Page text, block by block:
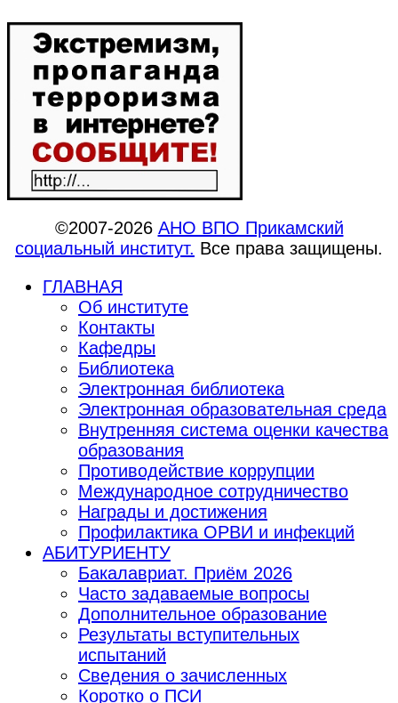
©2007-2026 АНО ВПО Прикамский
социальный институт. Все права защищены.
ГЛАВНАЯ
Об институте
Контакты
Кафедры
Библиотека
Электронная библиотека
Электронная образовательная среда
Внутренняя система оценки качества
образования
Противодействие коррупции
Международное сотрудничество
Награды и достижения
Профилактика ОРВИ и инфекций
АБИТУРИЕНТУ
Бакалавриат. Приём 2026
Часто задаваемые вопросы
Дополнительное образование
Результаты вступительных
испытаний
Сведения о зачисленных
Коротко о ПСИ